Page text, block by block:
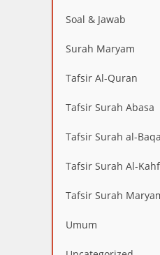
Soal & Jawab
Surah Maryam
Tafsir Al-Quran
Tafsir Surah Abasa
Tafsir Surah al-
Tafsir Surah Al-
Tafsir Surah
Umum